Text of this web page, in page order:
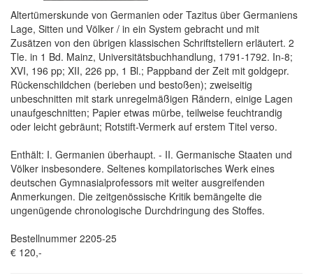
Altertümerskunde von Germanien oder Tazitus über Germaniens
Lage, Sitten und Völker / in ein System gebracht und mit
Zusätzen von den übrigen klassischen Schriftstellern erläutert. 2
Tle. in 1 Bd. Mainz, Universitätsbuchhandlung, 1791-1792. In-8;
XVI, 196 pp; XII, 226 pp, 1 Bl.; Pappband der Zeit mit goldgepr.
Rückenschildchen (berieben und bestoßen); zweiseitig
unbeschnitten mit stark unregelmäßigen Rändern, einige Lagen
unaufgeschnitten; Papier etwas mürbe, teilweise feuchtrandig
oder leicht gebräunt; Rotstift-Vermerk auf erstem Titel verso.
Enthält: I. Germanien überhaupt. - II. Germanische Staaten und
Völker insbesondere. Seltenes kompilatorisches Werk eines
deutschen Gymnasialprofessors mit weiter ausgreifenden
Anmerkungen. Die zeitgenössische Kritik bemängelte die
ungenügende chronologische Durchdringung des Stoffes.
Bestellnummer 2205-25
€ 120,-